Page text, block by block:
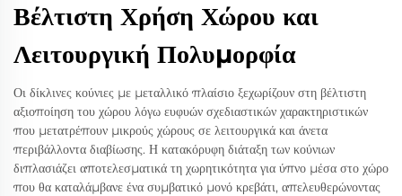
Βέλτιστη Χρήση Χώρου και
Λειτουργική Πολυμορφία
Οι δίκλινες κούνιες με μεταλλικό πλαίσιο ξεχωρίζουν στη βέλτιστη
αξιοποίηση του χώρου λόγω ευφυών σχεδιαστικών χαρακτηριστικών
που μετατρέπουν μικρούς χώρους σε λειτουργικά και άνετα
περιβάλλοντα διαβίωσης. Η κατακόρυφη διάταξη των κούνιων
διπλασιάζει αποτελεσματικά τη χωρητικότητα για ύπνο μέσα στο χώρο
που θα καταλάμβανε ένα συμβατικό μονό κρεβάτι, απελευθερώνοντας